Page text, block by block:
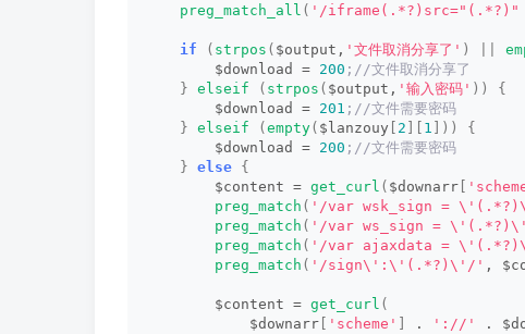
preg_match_all ( '/
if ( strpos ( $output, '文件取消分享了' )
        $download =
200 ;//文件取消分享了
} elseif ( strpos ( $output, '输入密码' ))
{
        $download =
201 ;//文件需要密码
} elseif ( empty( $lanzouy 2 1 ]))
{
        $download =
200 ;//文件需要密码
} else {
        $content =
get_curl ( $downarr
preg_match ( '/var wsk_sign =
preg_match ( '/var ws_sign =
preg_match ( '/var ajaxdata =
preg_match ( '/sign\':\'(.*?)\'/' ,
        $content =
get_curl (
            $downarr
'scheme' . '://' .